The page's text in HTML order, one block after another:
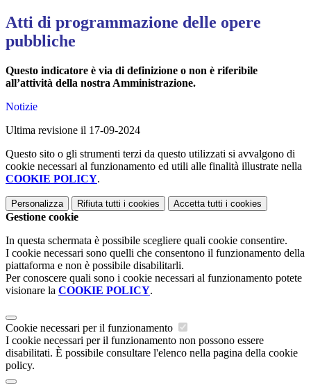
Atti di programmazione delle opere
pubbliche
Questo indicatore è via di definizione o non è riferibile
all’attività della nostra Amministrazione.
Notizie
Ultima revisione il 17-09-2024
Questo sito o gli strumenti terzi da questo utilizzati si avvalgono di
cookie necessari al funzionamento ed utili alle finalità illustrate nella
COOKIE POLICY.
Personalizza Rifiuta tutti i cookies Accetta tutti i cookies
Gestione cookie
In questa schermata è possibile scegliere quali cookie consentire.
I cookie necessari sono quelli che consentono il funzionamento della
piattaforma e non è possibile disabilitarli.
Per conoscere quali sono i cookie necessari al funzionamento potete
visionare la COOKIE POLICY.
Cookie necessari per il funzionamento
I cookie necessari per il funzionamento non possono essere
disabilitati. È possibile consultare l'elenco nella pagina della cookie
policy.